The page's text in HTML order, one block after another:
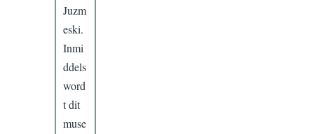
Juzm
eski.
Inmi
ddels
word
t dit
muse